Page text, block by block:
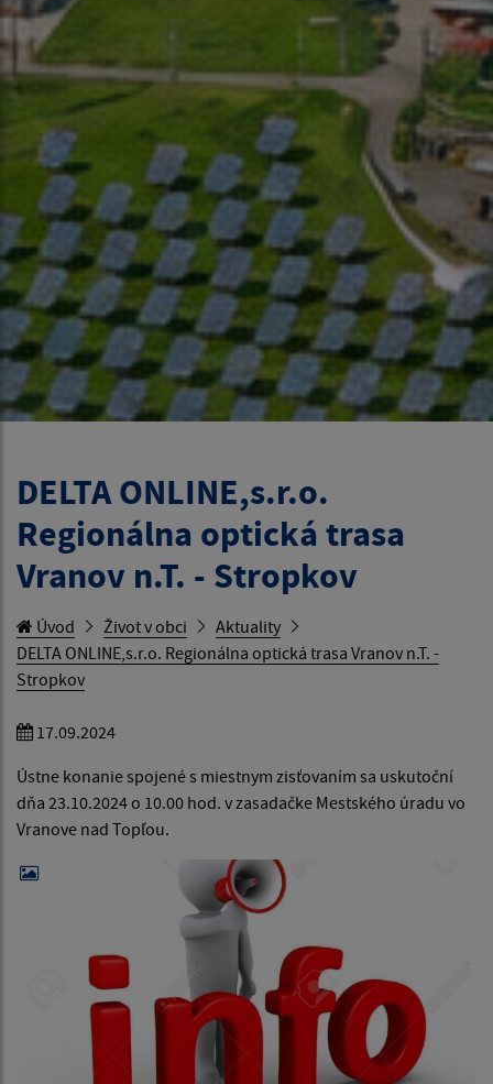
DELTA ONLINE,s.r.o.
Regionálna optická trasa
Vranov n.T. - Stropkov
Úvod Život v obci
Aktuality
DELTA ONLINE,s.r.o. Regionálna optická trasa Vranov n.T. -
Stropkov
17.09.2024
Ústne konanie spojené s miestnym zisťovaním sa uskutoční
dňa 23.10.2024 o 10.00 hod. v zasadačke Mestského úradu vo
Vranove nad Topľou.